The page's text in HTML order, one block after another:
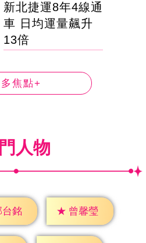
新北捷運8年4線通
車 日均運量飆升
13倍
焦點+
人物
台銘 ★ 曾馨瑩